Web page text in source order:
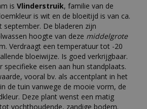
is Vlinderstruik, familie van de
is wit en de bloeitijd is van ca.
De bladeren zijn
hoogte van deze middelgrote
Verdraagt een temperatuur tot -20
bloeiwijze. Is goed verkrijgbaar.
specifieke eisen aan hun standplaats.
vooral bv. als accentplant in het
de tuin vanwege de mooie vorm, de
Deze plant wenst een matig
vochthoudende, zandige bodem.